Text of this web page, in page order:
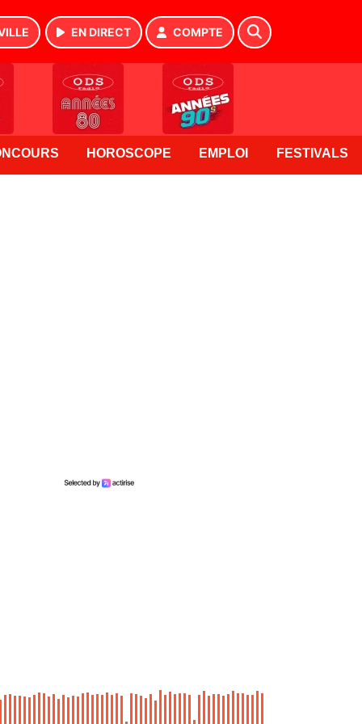
EN DIRECT COMPTE
HOROSCOPE EMPLOI FESTIVALS